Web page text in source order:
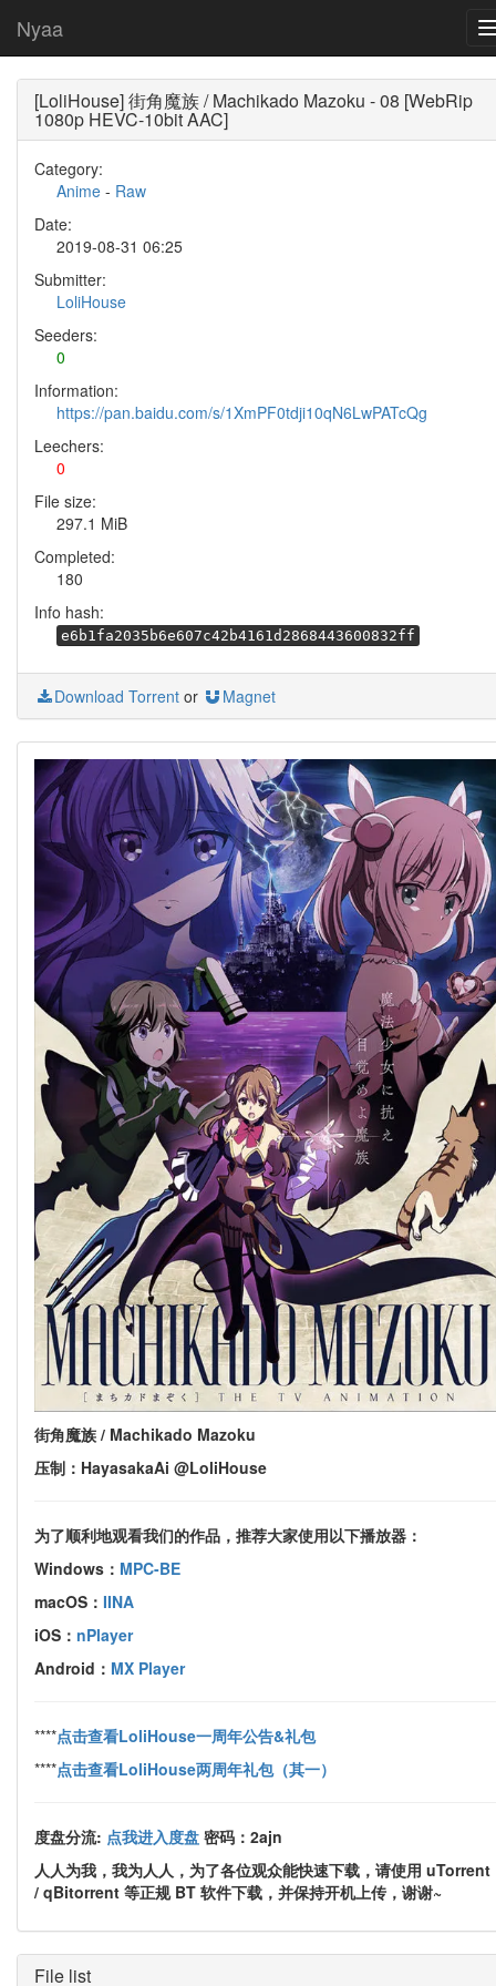
Nyaa
[LoliHouse] 街角魔族 / Machikado Mazoku - 08 [WebRip
1080p HEVC-10bit AAC]
Category:
Anime - Raw
Date:
2019-08-31 06:25
Submitter:
LoliHouse
Seeders:
0
Information:
https://pan.baidu.com/s/1XmPF0tdji10qN6LwPATcQg
Leechers:
0
File size:
297.1 MiB
Completed:
180
Info hash:
e6b1fa2035b6e607c42b4161d2868443600832ff
Download Torrent or Magnet
街角魔族 / Machikado Mazoku
压制：HayasakaAi @LoliHouse
为了顺利地观看我们的作品，推荐大家使用以下播放器：
Windows： MPC-BE
macOS： IINA
iOS： nPlayer
Android： MX Player
****点击查看LoliHouse一周年公告&礼包
****点击查看LoliHouse两周年礼包（其一）
度盘分流: 点我进入度盘 密码：2ajn
人人为我，我为人人，为了各位观众能快速下载，请使用 uTorrent
/ qBitorrent 等正规 BT 软件下载，并保持开机上传，谢谢~
File list